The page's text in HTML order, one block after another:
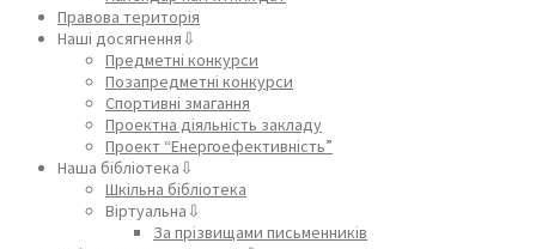
Правова територія
Наші досягнення⇩
Предметні конкурси
Позапредметні конкурси
Спортивні змагання
Проектна діяльність закладу
Проект “Енергоефективність”
Наша бібліотека⇩
Шкільна бібліотека
Віртуальна⇩
За прізвищами письменників